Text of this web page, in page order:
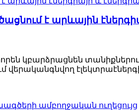
է արևային
կբարձրացնեն
վերականգնվող